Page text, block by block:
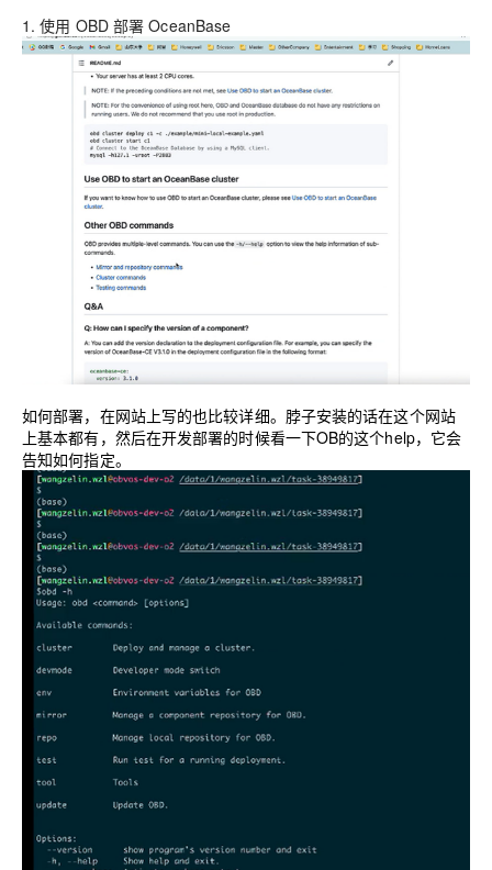
1.使用 OBD 部署 OceanBase
如何部署，在网站上写的也比较详细。脖子安装的话在这个网站
上基本都有，然后在开发部署的时候看一下OB的这个help，它会
告知如何指定。